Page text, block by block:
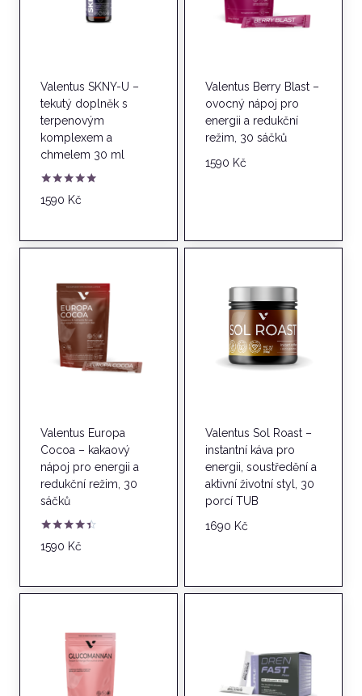
Valentus SKNY-U –
tekutý doplněk s
terpenovým
komplexem a
chmelem 30 ml
Hodnocení
5.00
1590 Kč
Valentus Berry Blast –
ovocný nápoj pro
energii a redukční
režim, 30 sáčků
1590 Kč
Valentus Europa
Cocoa – kakaový
nápoj pro energii a
redukční režim, 30
sáčků
Hodnocení
4.33
1590 Kč
Valentus Sol Roast –
instantní káva pro
energii, soustředění a
aktivní životní styl, 30
porcí TUB
1690 Kč